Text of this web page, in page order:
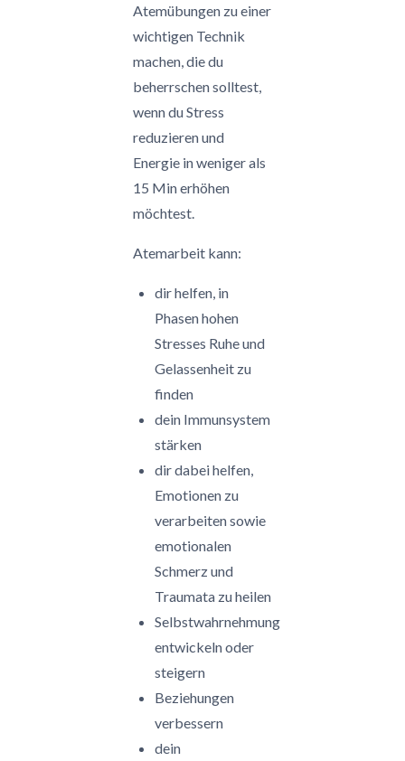
Atemübungen zu einer
wichtigen Technik
machen, die du
beherrschen solltest,
wenn du Stress
reduzieren und
Energie in weniger als
15 Min erhöhen
möchtest.
Atemarbeit kann:
dir helfen, in
Phasen hohen
Stresses Ruhe und
Gelassenheit zu
finden
dein Immunsystem
stärken
dir dabei helfen,
Emotionen zu
verarbeiten sowie
emotionalen
Schmerz und
Traumata zu heilen
Selbstwahrnehmung
entwickeln oder
steigern
Beziehungen
verbessern
dein